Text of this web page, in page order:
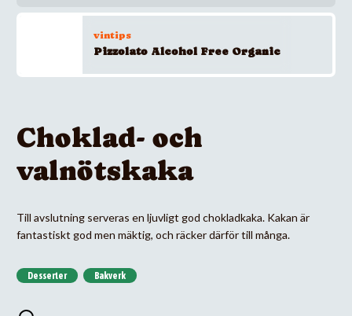
vintips
Pizzolato Alcohol Free Organic
Choklad- och
valnötskaka
Till avslutning serveras en ljuvligt god chokladkaka. Kakan är
fantastiskt god men mäktig, och räcker därför till många.
Desserter Bakverk